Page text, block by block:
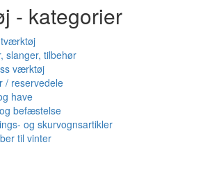
- kategorier
slanger, tilbehør
værktøj
/ reservedele
have
befæstelse
og skurvognsartikler
til vinter